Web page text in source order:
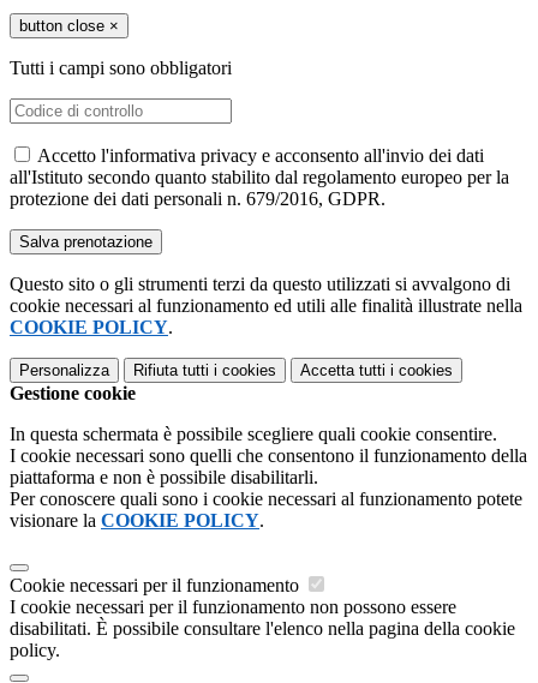
button close ×
Tutti i campi sono obbligatori
Accetto l'informativa privacy e acconsento all'invio dei dati
all'Istituto secondo quanto stabilito dal regolamento europeo per la
protezione dei dati personali n. 679/2016, GDPR.
Questo sito o gli strumenti terzi da questo utilizzati si avvalgono di
cookie necessari al funzionamento ed utili alle finalità illustrate nella
COOKIE POLICY.
Personalizza Rifiuta tutti i cookies Accetta tutti i cookies
Gestione cookie
In questa schermata è possibile scegliere quali cookie consentire.
I cookie necessari sono quelli che consentono il funzionamento della
piattaforma e non è possibile disabilitarli.
Per conoscere quali sono i cookie necessari al funzionamento potete
visionare la COOKIE POLICY.
Cookie necessari per il funzionamento
I cookie necessari per il funzionamento non possono essere
disabilitati. È possibile consultare l'elenco nella pagina della cookie
policy.